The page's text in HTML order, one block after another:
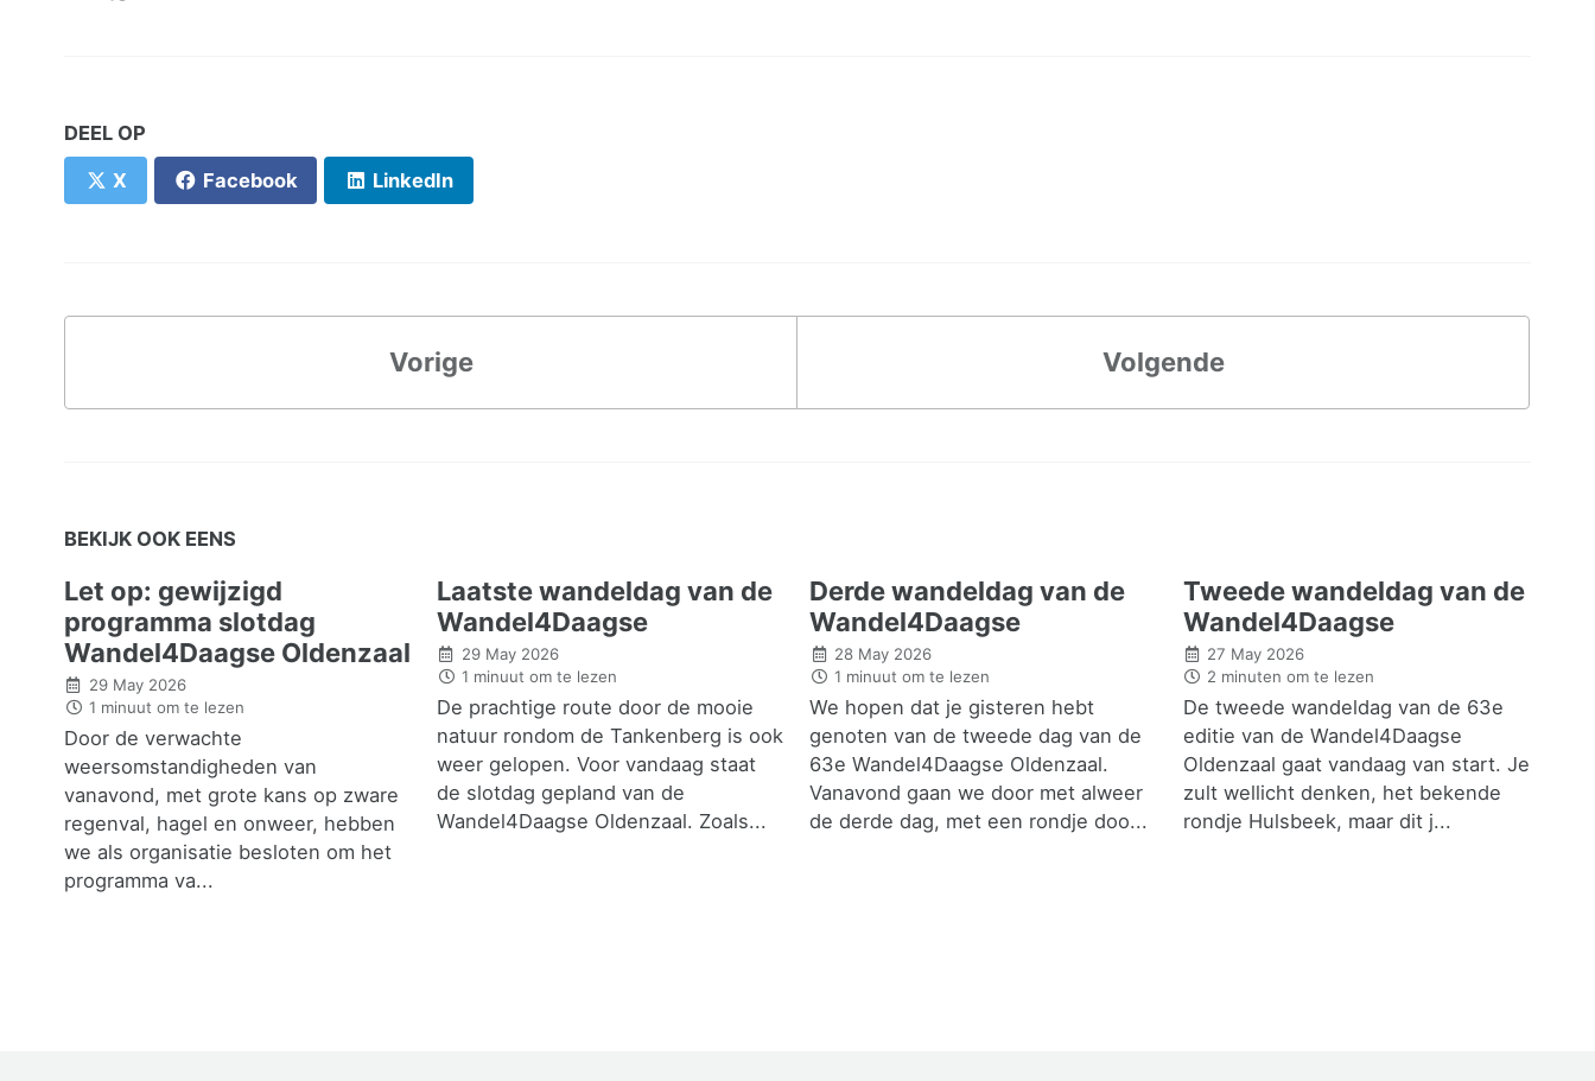
DEEL OP
X Facebook LinkedIn
Vorige Volgende
BEKIJK OOK EENS
Let op: gewijzigd
programma slotdag
Wandel4Daagse Oldenzaal
29 May 2026
1 minuut om te lezen
Door de verwachte
weersomstandigheden van
vanavond, met grote kans op zware
regenval, hagel en onweer, hebben
we als organisatie besloten om het
programma va...
Laatste wandeldag van de
Wandel4Daagse
29 May 2026
1 minuut om te lezen
De prachtige route door de mooie
natuur rondom de Tankenberg is ook
weer gelopen. Voor vandaag staat
de slotdag gepland van de
Wandel4Daagse Oldenzaal. Zoals...
Derde wandeldag van de
Wandel4Daagse
28 May 2026
1 minuut om te lezen
We hopen dat je gisteren hebt
genoten van de tweede dag van de
63e Wandel4Daagse Oldenzaal.
Vanavond gaan we door met alweer
de derde dag, met een rondje doo...
Tweede wandeldag van de
Wandel4Daagse
27 May 2026
2 minuten om te lezen
De tweede wandeldag van de 63e
editie van de Wandel4Daagse
Oldenzaal gaat vandaag van start. Je
zult wellicht denken, het bekende
rondje Hulsbeek, maar dit j...